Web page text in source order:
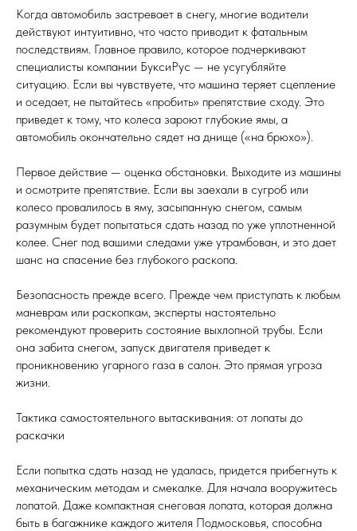
Когда автомобиль застревает в снегу, многие водители
действуют интуитивно, что часто приводит к фатальным
последствиям. Главное правило, которое подчеркивают
специалисты компании БуксиРус — не усугубляйте
ситуацию. Если вы чувствуете, что машина теряет сцепление
и оседает, не пытайтесь «пробить» препятствие сходу. Это
приведет к тому, что колеса зароют глубокие ямы, а
автомобиль окончательно сядет на днище («на брюхо»).
Первое действие — оценка обстановки. Выходите из машины
и осмотрите препятствие. Если вы заехали в сугроб или
колесо провалилось в яму, засыпанную снегом, самым
разумным будет попытаться сдать назад по уже уплотненной
колее. Снег под вашими следами уже утрамбован, и это дает
шанс на спасение без глубокого раскопа.
Безопасность прежде всего. Прежде чем приступать к любым
маневрам или раскопкам, эксперты настоятельно
рекомендуют проверить состояние выхлопной трубы. Если
она забита снегом, запуск двигателя приведет к
проникновению угарного газа в салон. Это прямая угроза
жизни.
Тактика самостоятельного вытаскивания: от лопаты до
раскачки
Если попытка сдать назад не удалась, придется прибегнуть к
механическим методам и смекалке. Для начала вооружитесь
лопатой. Даже компактная снеговая лопата, которая должна
быть в багажнике каждого жителя Подмосковья, способна